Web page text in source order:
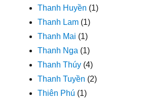
Thanh Huyền (1)
Thanh Lam (1)
Thanh Mai (1)
Thanh Nga (1)
Thanh Thúy (4)
Thanh Tuyền (2)
Thiên Phú (1)